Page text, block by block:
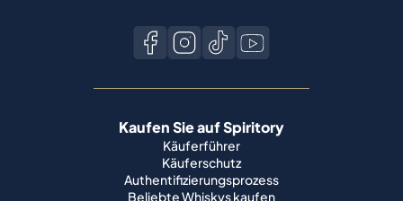
Kaufen Sie auf Spiritory
Käuferführer
Käuferschutz
Authentifizierungsprozess
Beliebte Whiskys kaufen